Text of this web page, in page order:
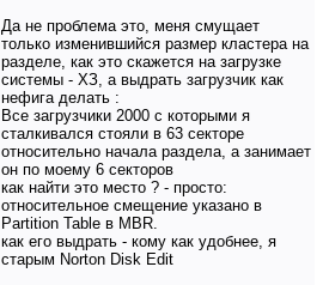
Да не проблема это, меня смущает
только изменившийся размер кластера на
разделе, как это скажется на загрузке
системы - ХЗ, а выдрать загрузчик как
нефига делать :
Все загрузчики 2000 с которыми я
сталкивался стояли в 63 секторе
относительно начала раздела, а занимает
он по моему 6 секторов
как найти это место ? - просто:
относительное смещение указано в
Partition Table в MBR.
как его выдрать - кому как удобнее, я
старым Norton Disk Edit